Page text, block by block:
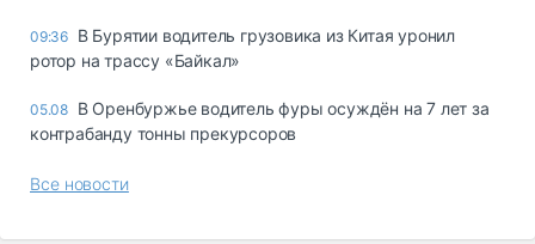
09:36 В Бурятии водитель грузовика из Китая уронил
ротор на трассу «Байкал»
05.08 В Оренбуржье водитель фуры осуждён на 7 лет за
контрабанду тонны прекурсоров
Все новости